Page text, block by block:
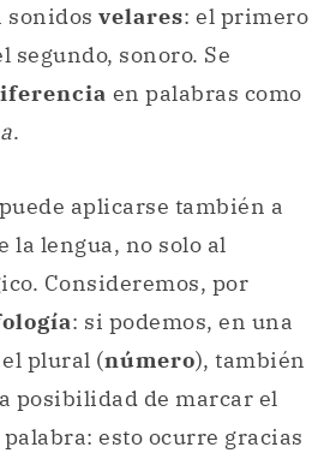
sonidos velares: el primero
segundo, sonoro. Se
en palabras como
.
puede aplicarse también a
la lengua, no solo al
Consideremos, por
: si podemos, en una
plural (número), también
posibilidad de marcar el
palabra: esto ocurre gracias